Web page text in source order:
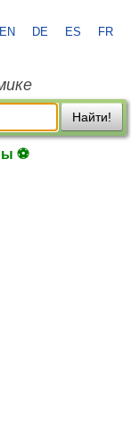
EN DE ES FR
Найти!
⚽